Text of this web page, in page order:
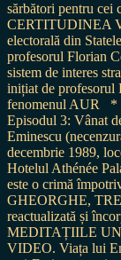
sărbători pentru cei
CERTITUDINEA
electorală din
profesorul Florian
sistem de interes
inițiat de profesorul
fenomenul AUR
*
Episodul 3: Vânat
Eminescu
decembrie 1989,
Hotelul Athénée
este o crimă
GHEORGHE,
reactualizată și
MEDITAȚIILE
VIDEO. Viața lui